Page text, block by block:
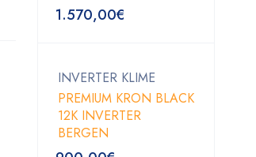
1.570,00€
INVERTER KLIME
PREMIUM KRON BLACK
12K INVERTER
BERGEN